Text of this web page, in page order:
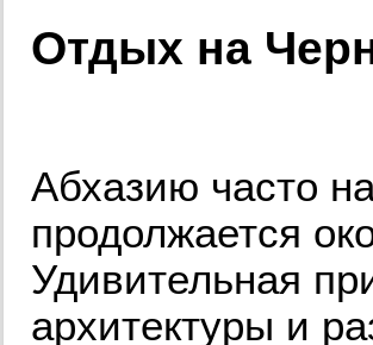
Отдых на
Абхазию часто
продолжается
Удивительная
архитектуры и